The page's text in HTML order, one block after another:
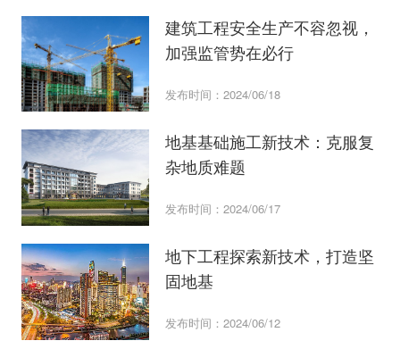
建筑工程安全生产不容忽视，
加强监管势在必行
发布时间：2024/06/18
地基基础施工新技术：克服复
杂地质难题
发布时间：2024/06/17
地下工程探索新技术，打造坚
固地基
发布时间：2024/06/12